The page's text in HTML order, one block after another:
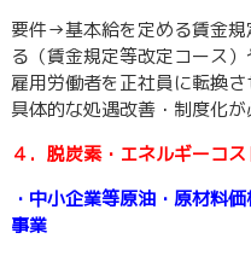
要件→基本給を定める賃金
る（賃金規定等改定コース
雇用労働者を正社員に転換
具体的な処遇改善・制度化が
４．脱炭素・エネルギーコ
・中小企業等原油・原材料
事業